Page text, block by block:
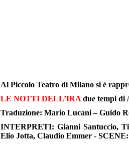
Al Piccolo Teatro di Milano si è
LE NOTTI DELL’IRA due tempi di
Traduzione: Mario Lucani – Guido
INTERPRETI: Gianni Santuccio,
Elio Jotta, Claudio Emmer -